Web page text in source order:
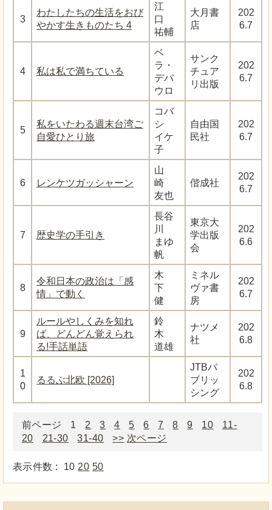
3
わたしたちの生活をおび
やかす生きものたち 4
江
口
祐輔
大月書
店
202
6.7
4 私は私で満ちている
ベ
ラ・
デパ
ウロ
サンク
チュア
リ出版
202
6.7
5
私をいたわる週末台湾ご
自愛ひとり旅
コバ
シ
イケ
子
自由国
民社
202
6.7
6 レンケツガッシャーン
山
崎
友也
偕成社
202
6.7
7 歴史学の手引き
長谷
川
まゆ
帆
東京大
学出版
会
202
6.6
8
令和日本の政治は「感
情」で動く
木
下
健
ミネル
ヴァ書
房
202
6.7
9
ルールやしくみを知れ
ば、どんどん覚えられ
る!手話単語
鈴
木
道雄
ナツメ
社
202
6.8
1
0
るるぶ北欧 [2026]
JTBパ
ブリッ
シング
202
6.8
前ページ 1 2 3 4 5 6 7 8 9 10
11-
20
21-30 31-40 >> 次ページ
表示件数 : 10 20 50